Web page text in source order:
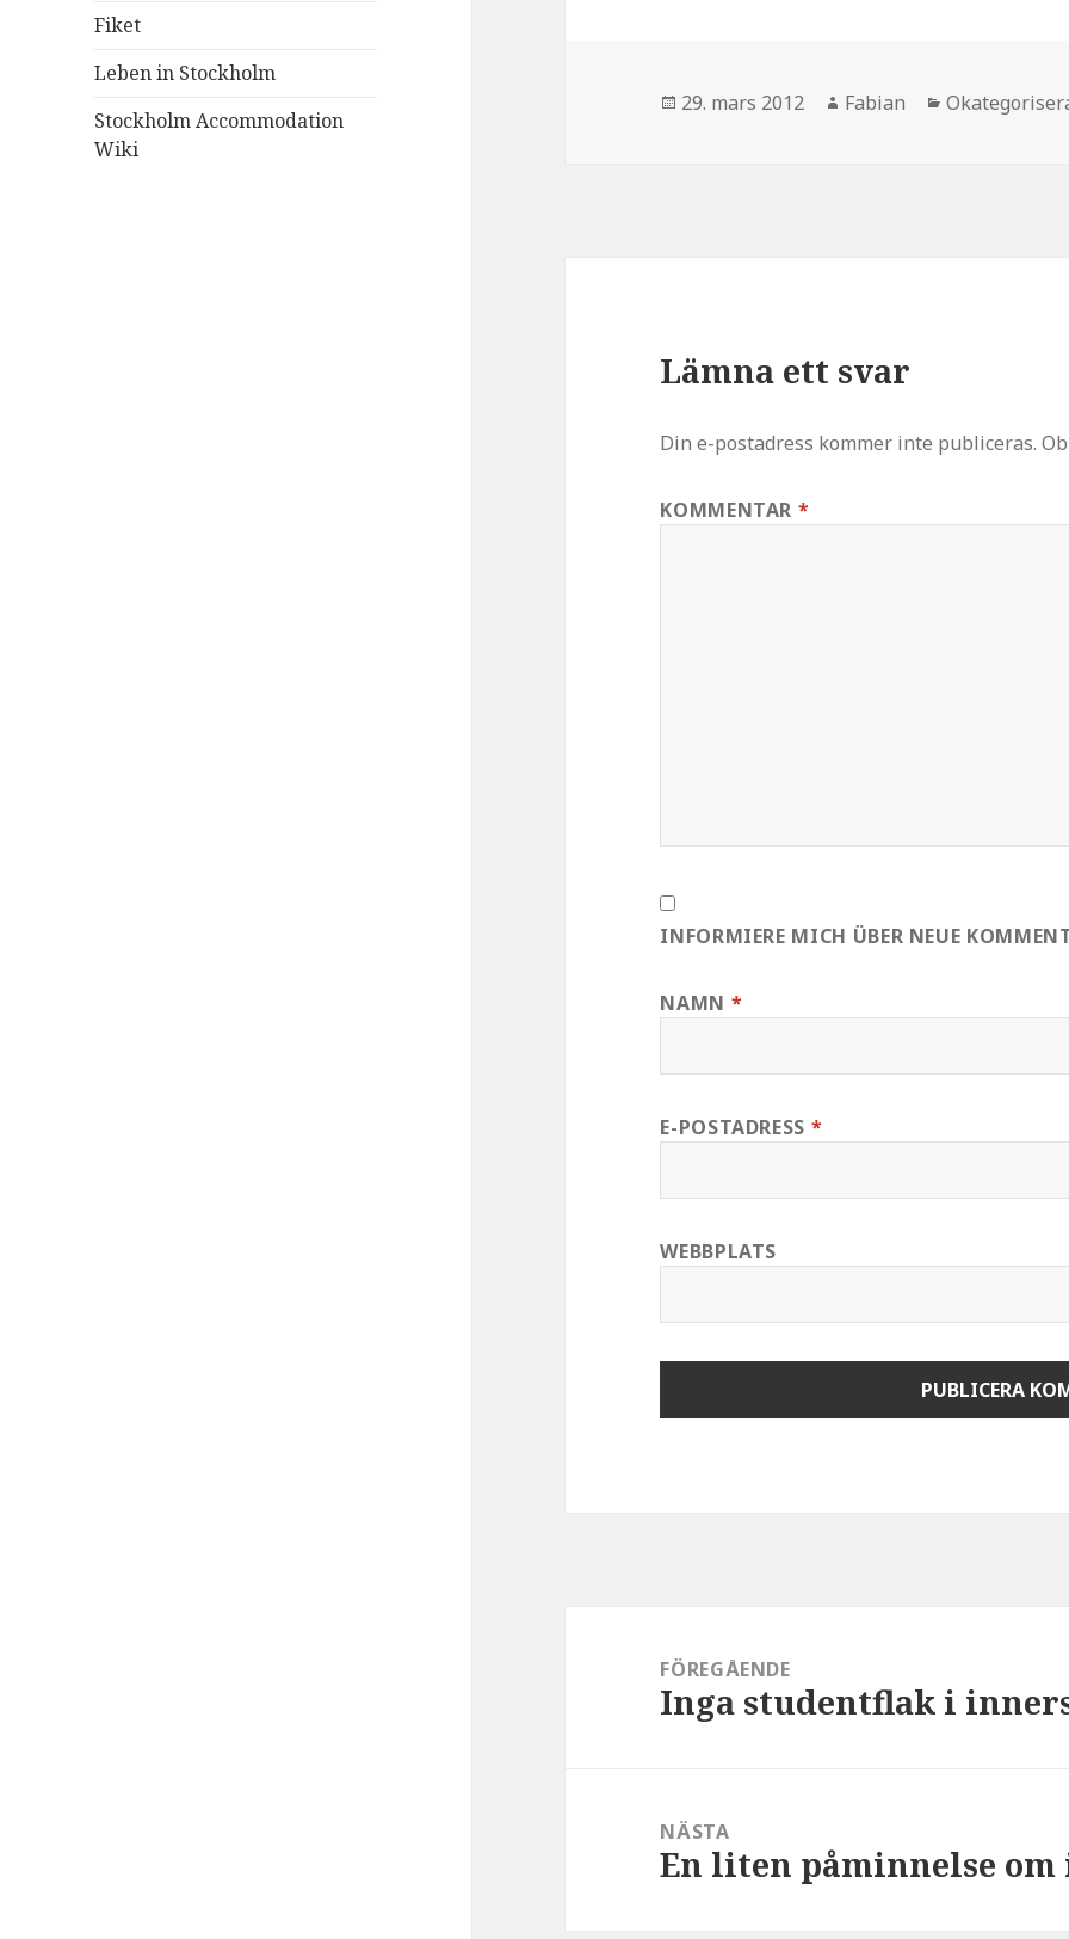
Fiket
Leben in Stockholm
Stockholm Accommodation
Wiki
Postat
29. mars 2012 Författare
Fabian Kategorier
Lämna ett svar
Din e-postadress kommer inte publiceras.
KOMMENTAR *
INFORMIERE MICH ÜBER NEUE
NAMN *
E-POSTADRESS *
WEBBPLATS
FÖREGÅENDE
Föregående
Inga studentflak i
NÄSTA
Nästa
En liten påminnelse om